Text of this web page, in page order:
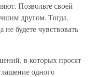
Позвольте своей
другом. Тогда,
будете чувствовать
в которых просят
одного